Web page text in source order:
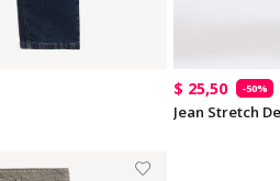
$ 25,50 -50%
Jean Stretch